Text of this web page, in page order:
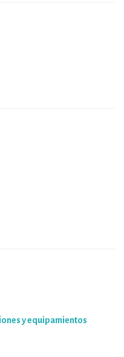
y equipamientos